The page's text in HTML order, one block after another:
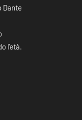
Dante
l’età.